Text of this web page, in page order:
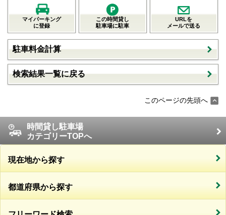
マイパーキング
に登録
この時間貸し
駐車場に駐車
URLを
メールで送る
駐車料金計算
検索結果一覧に戻る
このページの先頭へ
時間貸し駐車場
カテゴリーTOPへ
現在地から探す
都道府県から探す